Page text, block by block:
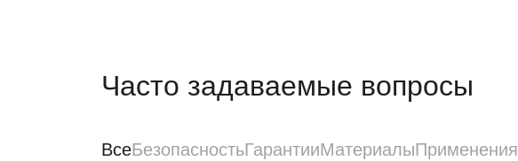
Часто задаваемые вопросы
ВсеБезопасностьГарантииМатериалыПрименения